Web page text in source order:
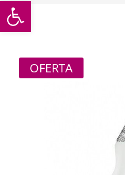
Abrir barra de herramientas
OFERTA